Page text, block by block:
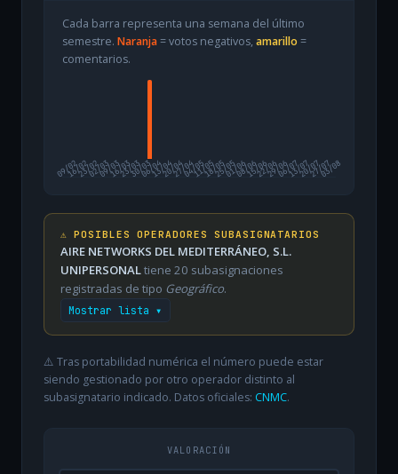
Cada barra representa una semana del último
semestre. Naranja= votos negativos, amarillo =
comentarios.
09/02
16/0223/0202/0309/0316/0323/0330/0306/0413/0420/0427/0404/0511/0518/0525/0501/0608/0615/0622/0629/0606/0713/0720/0727/07
03/08
⚠️ POSIBLES OPERADORES SUBASIGNATARIOS
AIRE NETWORKS DEL MEDITERRÁNEO, S.L.
UNIPERSONALtiene 20 subasignaciones
registradas de tipo Geográfico.
Mostrar lista ▾
⚠️ Tras portabilidad numérica el número puede estar
siendo gestionado por otro operador distinto al
subasignatario indicado. Datos oficiales: CNMC.
VALORACIÓN